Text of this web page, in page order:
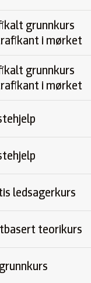
grunnkurs
i mørket
grunnkurs
i mørket
ledsagerkurs
teorikurs